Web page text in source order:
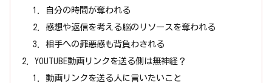
自分の時間が奪われる
感想や返信を考える脳のリソースを奪われる
相手への罪悪感も背負わされる
YOUTUBE動画リンクを送る側は無神経？
動画リンクを送る人に言いたいこと